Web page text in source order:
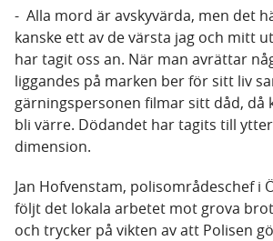
- Alla mord är avskyvärda, men det
kanske ett av de värsta jag och mitt
har tagit oss an. När man avrättar
liggandes på marken ber för sitt liv
gärningspersonen filmar sitt dåd, då
bli värre. Dödandet har tagits till
dimension.
Jan Hofvenstam, polisområdeschef i
följt det lokala arbetet mot grova
och trycker på vikten av att Polisen